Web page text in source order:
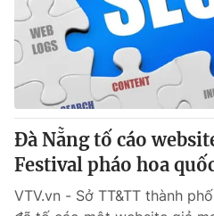
Đà Nẵng tố cáo
Festival pháo hoa
VTV.vn - Sở TT&TT thành